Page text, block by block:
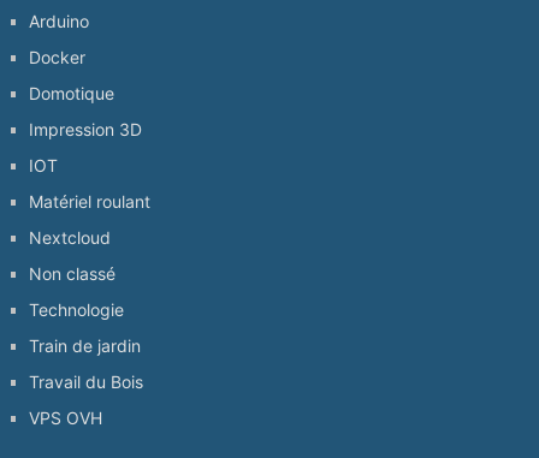
Arduino
Docker
Domotique
Impression 3D
IOT
Matériel roulant
Nextcloud
Non classé
Technologie
Train de jardin
Travail du Bois
VPS OVH